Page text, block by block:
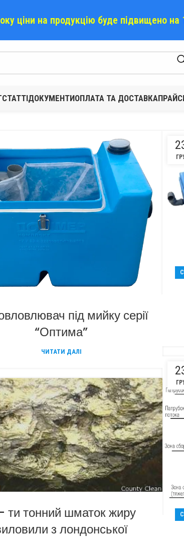
СТАТТІДОКУМЕНТИОПЛАТА ТА ДОСТАВКА
під мийку серії
“Оптима”
ЧИТАТИ ДАЛІ
ти тонний шматок жиру
з лондонської
ціни на продукцію буде підвищено на